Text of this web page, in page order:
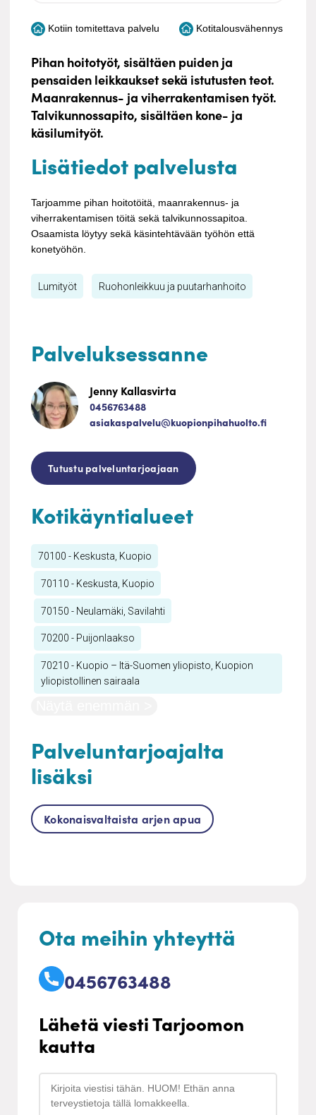
Kotiin tomitettava palvelu Kotitalousvähennys
Pihan hoitotyöt, sisältäen puiden ja
pensaiden leikkaukset sekä istutusten teot.
Maanrakennus- ja viherrakentamisen työt.
Talvikunnossapito, sisältäen kone- ja
käsilumityöt.
Lisätiedot palvelusta
Tarjoamme pihan hoitotöitä, maanrakennus- ja
viherrakentamisen töitä sekä talvikunnossapitoa.
Osaamista löytyy sekä käsintehtävään työhön että
konetyöhön.
Lumityöt Ruohonleikkuu ja puutarhanhoito
Palveluksessanne
Jenny Kallasvirta
0456763488
asiakaspalvelu@kuopionpihahuolto.fi
Tutustu palveluntarjoajaan
Kotikäyntialueet
70100 - Keskusta, Kuopio
70110 - Keskusta, Kuopio
70150 - Neulamäki, Savilahti
70200 - Puijonlaakso
70210 - Kuopio – Itä-Suomen yliopisto, Kuopion
yliopistollinen sairaala
Palveluntarjoajalta
lisäksi
Kokonaisvaltaista arjen apua
Ota meihin yhteyttä
0456763488
Lähetä viesti Tarjoomon
kautta